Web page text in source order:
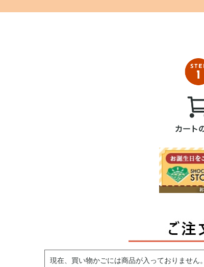
現在、買い物かごには商品が入っておりません。